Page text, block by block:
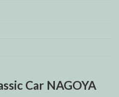
Car NAGOYA